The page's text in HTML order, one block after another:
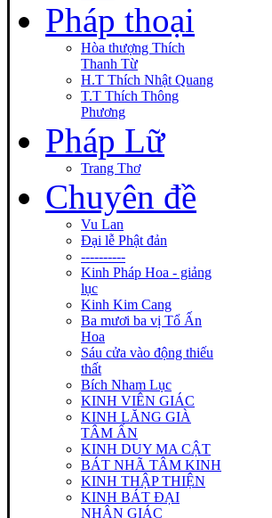
Pháp thoại
Hòa thượng Thích
Thanh Từ
H.T Thích Nhật Quang
T.T Thích Thông
Phương
Pháp Lữ
Trang Thơ
Chuyên đề
Vu Lan
Đại lễ Phật đản
----------
Kinh Pháp Hoa - giảng
lục
Kinh Kim Cang
Ba mươi ba vị Tổ Ấn
Hoa
Sáu cửa vào động thiếu
thất
Bích Nham Lục
KINH VIÊN GIÁC
KINH LĂNG GIÀ
TÂM ẤN
KINH DUY MA CẬT
BÁT NHÃ TÂM KINH
KINH THẬP THIỆN
KINH BÁT ĐẠI
NHÂN GIÁC